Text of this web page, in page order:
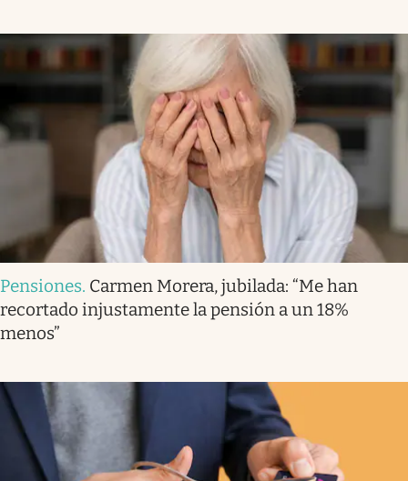
Pensiones. Carmen Morera, jubilada: “Me han
recortado injustamente la pensión a un 18%
menos”